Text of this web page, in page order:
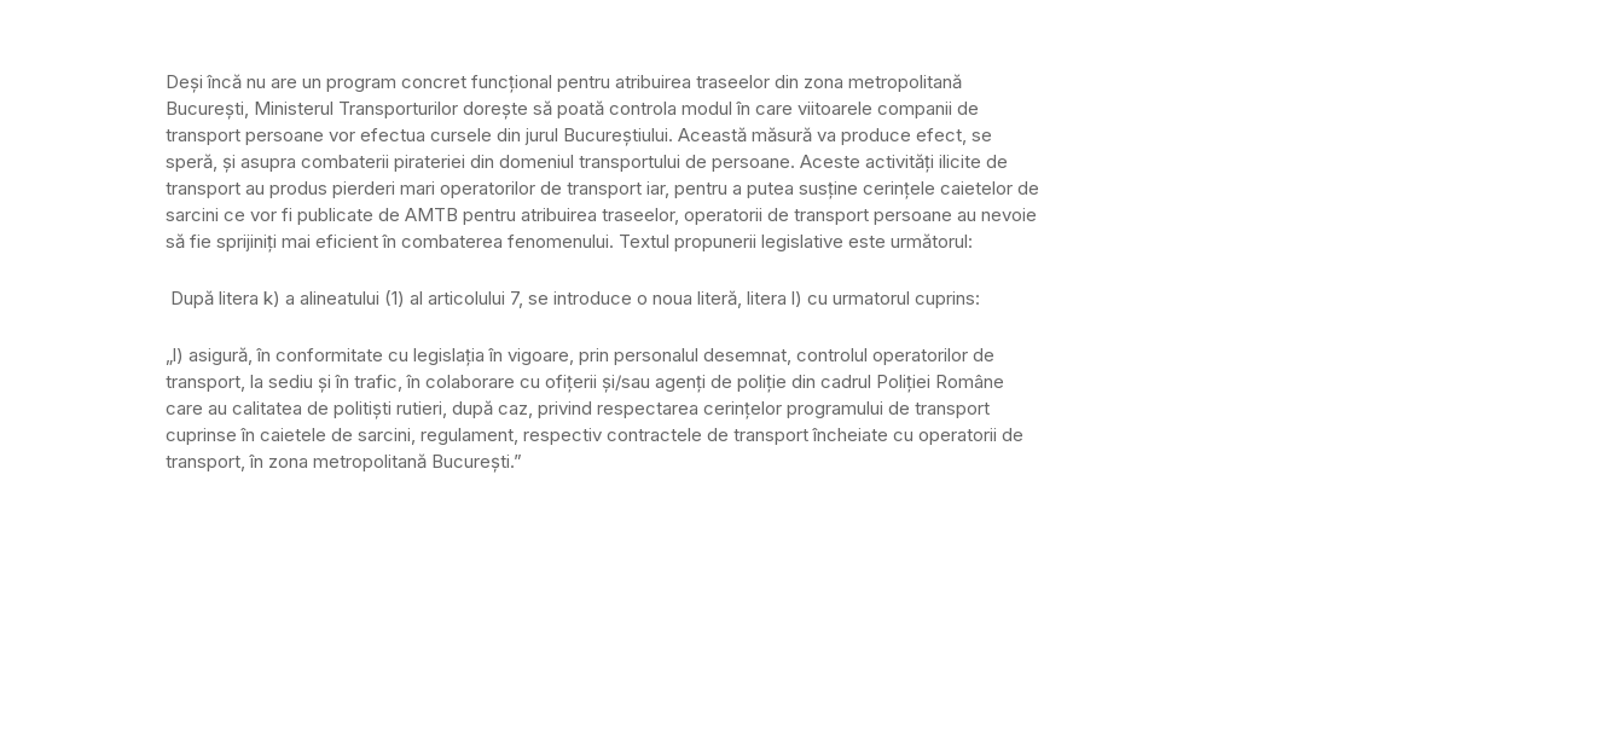
Deși încă nu are un program concret funcțional pentru atribuirea traseelor din zona metropolitană
București, Ministerul Transporturilor dorește să poată controla modul în care viitoarele companii de
transport persoane vor efectua cursele din jurul Bucureștiului. Această măsură va produce efect, se
speră, și asupra combaterii pirateriei din domeniul transportului de persoane. Aceste activități ilicite de
transport au produs pierderi mari operatorilor de transport iar, pentru a putea susține cerințele caietelor de
sarcini ce vor fi publicate de AMTB pentru atribuirea traseelor, operatorii de transport persoane au nevoie
să fie sprijiniți mai eficient în combaterea fenomenului. Textul propunerii legislative este următorul:
După litera k) a alineatului (1) al articolului 7, se introduce o noua literă, litera l) cu urmatorul cuprins:
„l) asigură, în conformitate cu legislația în vigoare, prin personalul desemnat, controlul operatorilor de
transport, la sediu și în trafic, în colaborare cu ofițerii și/sau agenți de poliție din cadrul Poliției Române
care au calitatea de politiști rutieri, după caz, privind respectarea cerințelor programului de transport
cuprinse în caietele de sarcini, regulament, respectiv contractele de transport încheiate cu operatorii de
transport, în zona metropolitană București.”